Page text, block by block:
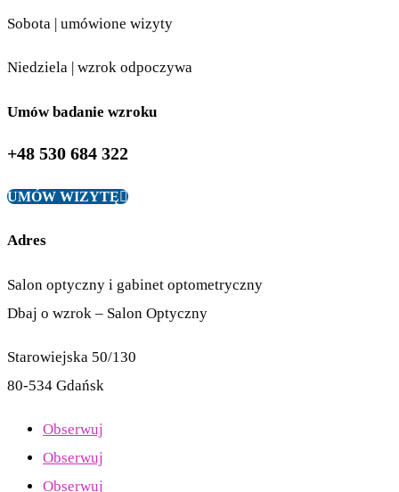
Sobota | umówione wizyty
Niedziela | wzrok odpoczywa
Umów badanie wzroku
+48 530 684 322
UMÓW WIZYTĘ
Adres
Salon optyczny i gabinet optometryczny
Dbaj o wzrok – Salon Optyczny
Starowiejska 50/130
80-534 Gdańsk
Obserwuj
Obserwuj
Obserwuj